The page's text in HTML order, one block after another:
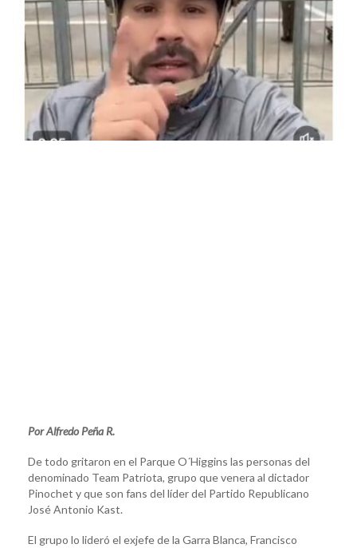
Por Alfredo Peña R.
De todo gritaron en el Parque O´Higgins las personas del
denominado Team Patriota, grupo que venera al dictador
Pinochet y que son fans del líder del Partido Republicano
José Antonio Kast.
El grupo lo lideró el exjefe de la Garra Blanca, Francisco